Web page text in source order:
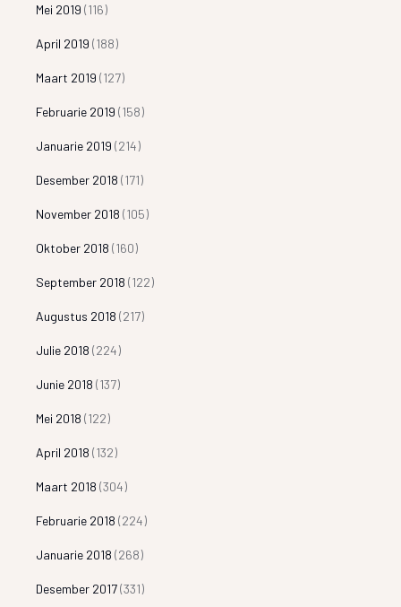
Mei 2019 (116)
April 2019 (188)
Maart 2019 (127)
Februarie 2019 (158)
Januarie 2019 (214)
Desember 2018 (171)
November 2018 (105)
Oktober 2018 (160)
September 2018 (122)
Augustus 2018 (217)
Julie 2018 (224)
Junie 2018 (137)
Mei 2018 (122)
April 2018 (132)
Maart 2018 (304)
Februarie 2018 (224)
Januarie 2018 (268)
Desember 2017(331)